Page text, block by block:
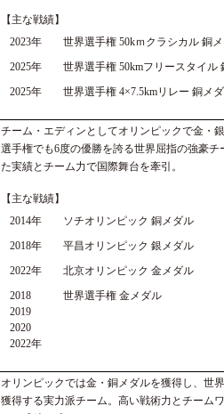
【主な戦績】
2023年
世界選手権 50kｍクラシカル 銅
2025年
世界選手権 50kmフリースタイル
2025年
世界選手権 4×7.5kmリレー 銅メ
チーム・エディンとしてオリンピックで金・
選手権でも6度の優勝を誇る世界屈指の強豪チ
た実績とチーム力で国際舞台を牽引。
【主な戦績】
2014年
ソチオリンピック 銅メダル
2018年
平昌オリンピック 銀メダル
2022年
北京オリンピック 金メダル
2018
2019
2020
2022年
世界選手権 金メダル
オリンピックでは金・銅メダルを獲得し、世
獲得する実力派チーム。高い戦術力とチーム